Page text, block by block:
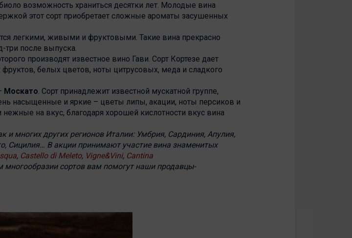
возможность храниться десятки лет. Молодые вина
этот сорт приобретает сложные ароматы засушенных
легкими, живыми и фруктовыми. Такие вина прекрасно
три после выпуска.
производят известное вино Гави. Сорт Кортезе дает
белых цветов, ноты цитрусовых, меда и сладкого
Москато. Сорт принадлежит известной мускатной группе,
насыщенные и яркие – цветы липы, акации, ноты персиков и
на вкус, благодаря хорошей кислотности вкус вина
и многих других регионов Италии: Умбрия, Сардиния, Апулия,
Сицилия… В акции принимают участие вина знаменитых
, Castello di Meleto, Vigne&Vini, Cantina
многообразии сортов вам помогут наши продавцы-